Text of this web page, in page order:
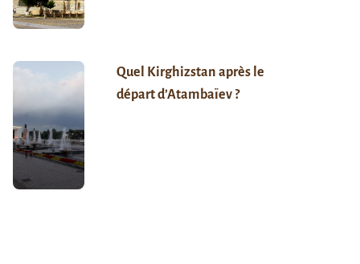
Quel Kirghizstan après le
départ d’Atambaïev ?